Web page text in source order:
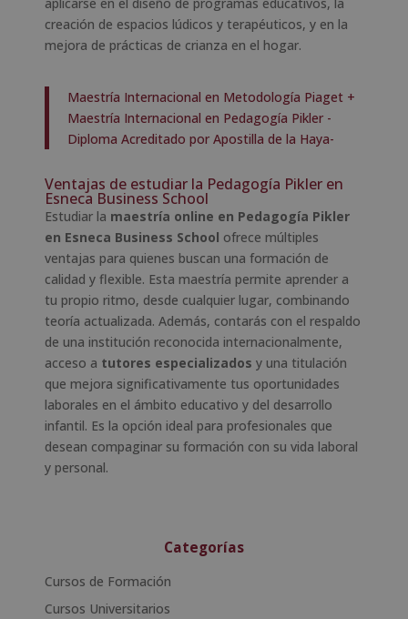
aplicarse en el diseño de programas educativos, la
creación de espacios lúdicos y terapéuticos, y en la
mejora de prácticas de crianza en el hogar.
Maestría Internacional en Metodología Piaget +
Maestría Internacional en Pedagogía Pikler -
Diploma Acreditado por Apostilla de la Haya-
Ventajas de estudiar la Pedagogía Pikler en
Esneca Business School
Estudiar la maestría online en Pedagogía Pikler
en Esneca Business School ofrece múltiples
ventajas para quienes buscan una formación de
calidad y flexible. Esta maestría permite aprender a
tu propio ritmo, desde cualquier lugar, combinando
teoría actualizada. Además, contarás con el respaldo
de una institución reconocida internacionalmente,
acceso a tutores especializados y una titulación
que mejora significativamente tus oportunidades
laborales en el ámbito educativo y del desarrollo
infantil. Es la opción ideal para profesionales que
desean compaginar su formación con su vida laboral
y personal.
Categorías
Cursos de Formación
Cursos Universitarios